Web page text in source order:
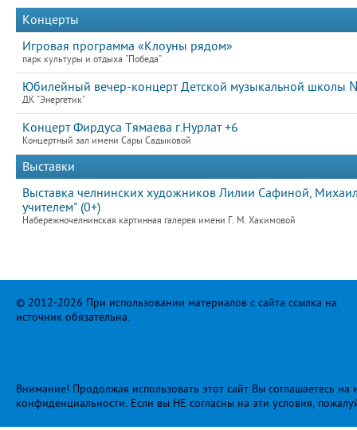
Концерты
Игровая программа «Клоуны рядом»
парк культуры и отдыха "Победа"
Юбилейный вечер-концерт Детской музыкальной школы
ДК "Энергетик"
Концерт Фирдуса Тямаева г.Нурлат +6
Концертный зал имени Сары Садыковой
Выставки
Выставка челнинских художников Лилии Сафиной,
учителем" (0+)
Набережночелнинская картинная галерея имени Г. М. Хакимовой
© 2012-2026 При использовании материалов с сайта ссылка на
источник обязательна.
Внимание! Продолжая использовать этот сайт Вы соглашаетесь
конфиденциальности. Если вы НЕ согласны на эти условия,